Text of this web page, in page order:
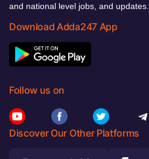
and national level jobs, and updates.
Download Adda247 App
Follow us on
Discover Our Other Platforms